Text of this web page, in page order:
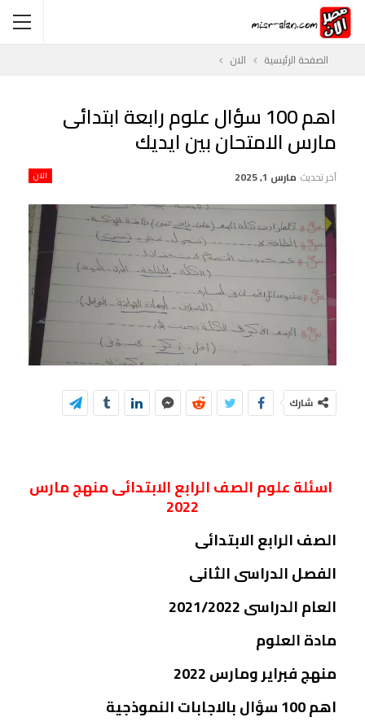
الصفحة الرئيسية الان
اهم 100 سؤال علوم رابعة ابتدائى
مارس الامتحان بين ايديك
الان آخر تحديث مارس 1, 2025
شارك
اسئلة علوم الصف الرابع الابتدائى منهج مارس
2022
الصف الرابع الابتدائى
الفصل الدراسى الثانى
العام الدراسى 2021/2022
مادة العلوم
منهج فبراير ومارس 2022
اهم 100 سؤال بالاجابات النموذجية